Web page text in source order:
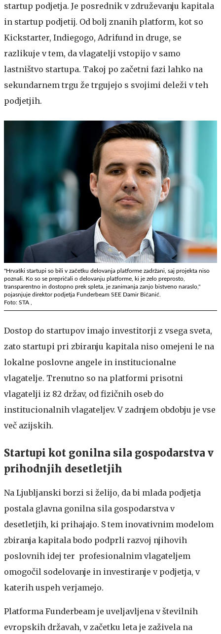
startup podjetja. Je posrednik v združevanju kapitala
in startup podjetij. Od bolj znanih platform, kot so
Kickstarter, Indiegogo, Adrifund in druge, se
razlikuje v tem, da vlagatelji vstopijo v samo
lastništvo startupa. Takoj po začetni fazi lahko na
sekundarnem trgu že trgujejo s svojimi deleži v teh
podjetjih.
"Hrvaški startupi so bili v začetku delovanja platforme zadržani, saj projekta niso
poznali. Ko so se prepričali o delovanju platforme, ki je zelo preprosto,
transparentno in dostopno prek spleta, je zanimanja zanjo bistveno naraslo,"
pojasnjuje direktor podjetja Funderbeam SEE Damir Bićanić.
Foto: STA ,
Dostop do startupov imajo investitorji z vsega sveta,
zato startupi pri zbiranju kapitala niso omejeni le na
lokalne poslovne angele in institucionalne
vlagatelje. Trenutno so na platformi prisotni
vlagatelji iz 82 držav, od fizičnih oseb do
institucionalnih vlagateljev. V zadnjem obdobju je vse
več azijskih.
Startupi kot gonilna sila gospodarstva v
prihodnjih desetletjih
Na Ljubljanski borzi si želijo, da bi mlada podjetja
postala glavna gonilna sila gospodarstva v
desetletjih, ki prihajajo. S tem inovativnim modelom
zbiranja kapitala bodo podprli razvoj njihovih
poslovnih idej ter profesionalnim vlagateljem
omogočil sodelovanje in investiranje v podjetja, v
katerih uspeh verjamejo.
Platforma Funderbeam je uveljavljena v številnih
evropskih državah, v začetku leta je zaživela na